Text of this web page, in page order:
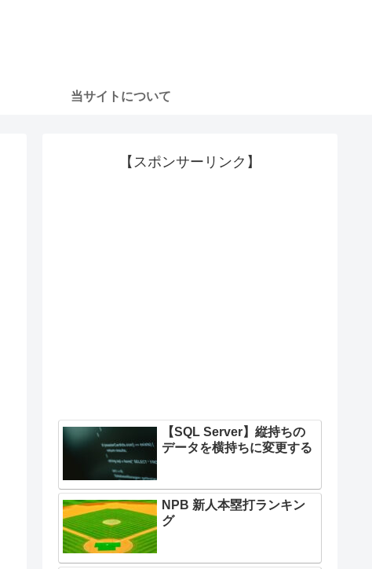
当サイトについて
【スポンサーリンク】
【SQL Server】縦持ちの
データを横持ちに変更する
NPB 新人本塁打ランキン
グ